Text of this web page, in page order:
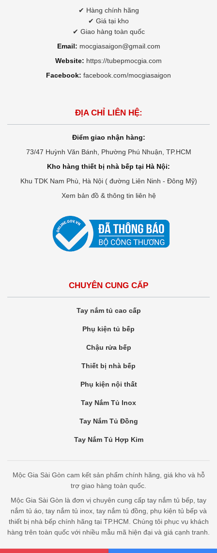
✔ Hàng chính hãng
✔ Giá tại kho
✔ Giao hàng toàn quốc
Email: mocgiasaigon@gmail.com
Website: https://tubepmocgia.com
Facebook: facebook.com/mocgiasaigon
ĐỊA CHỈ LIÊN HỆ:
Điểm giao nhận hàng:
73/47 Huỳnh Văn Bánh, Phường Phú Nhuận, TP.HCM
Kho hàng thiết bị nhà bếp tại Hà Nội:
Khu TDK Nam Phù, Hà Nội ( đường Liên Ninh - Đông Mỹ)
Xem bản đồ & thông tin liên hệ
CHUYÊN CUNG CẤP
Tay nắm tủ cao cấp
Phụ kiện tủ bếp
Chậu rửa bếp
Thiết bị nhà bếp
Phụ kiện nội thất
Tay Nắm Tủ Inox
Tay Nắm Tủ Đồng
Tay Nắm Tủ Hợp Kim
Mộc Gia Sài Gòn cam kết sản phẩm chính hãng, giá kho và hỗ
trợ giao hàng toàn quốc.
Mộc Gia Sài Gòn là đơn vị chuyên cung cấp tay nắm tủ bếp, tay
nắm tủ áo, tay nắm tủ inox, tay nắm tủ đồng, phụ kiện tủ bếp và
thiết bị nhà bếp chính hãng tại TP.HCM. Chúng tôi phục vụ khách
hàng trên toàn quốc với nhiều mẫu mã hiện đại và giá cạnh tranh.